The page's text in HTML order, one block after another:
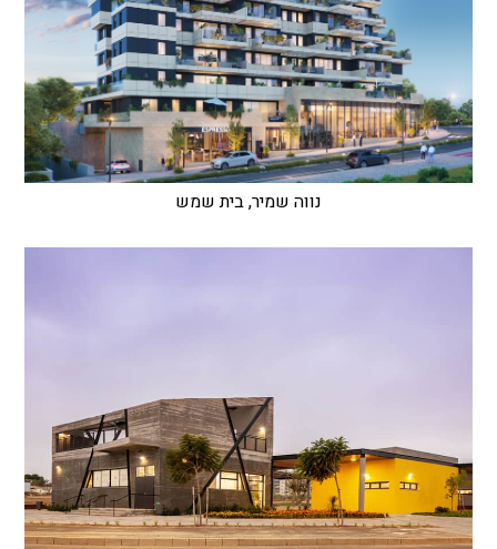
נווה שמיר, בית שמש